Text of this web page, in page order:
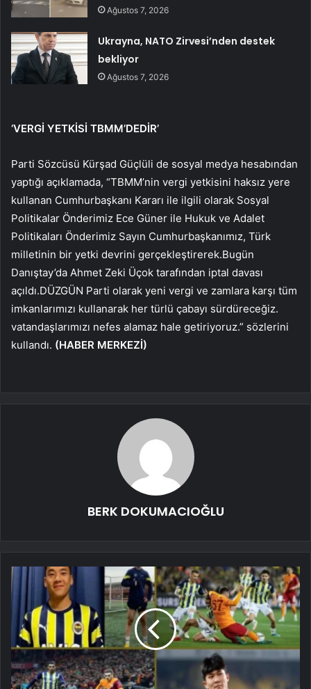
Ağustos 7, 2026
Ukrayna, NATO Zirvesi’nden destek
bekliyor
Ağustos 7, 2026
‘VERGİ YETKİSİ TBMM’DEDİR’
Parti Sözcüsü Kürşad Güçlüli de sosyal medya hesabından
yaptığı açıklamada, “TBMM’nin vergi yetkisini haksız yere
kullanan Cumhurbaşkanı Kararı ile ilgili olarak Sosyal
Politikalar Önderimiz Ece Güner ile Hukuk ve Adalet
Politikaları Önderimiz Sayın Cumhurbaşkanımız, Türk
milletinin bir yetki devrini gerçekleştirerek.Bugün
Danıştay’da Ahmet Zeki Üçok tarafından iptal davası
açıldı.DÜZGÜN Parti olarak yeni vergi ve zamlara karşı tüm
imkanlarımızı kullanarak her türlü çabayı sürdüreceğiz.
vatandaşlarımızı nefes alamaz hale getiriyoruz.” sözlerini
kullandı. (HABER MERKEZİ)
BERK DOKUMACIOĞLU